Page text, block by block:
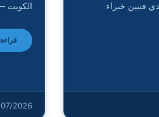
فنيين خبراء
الكويت
2026